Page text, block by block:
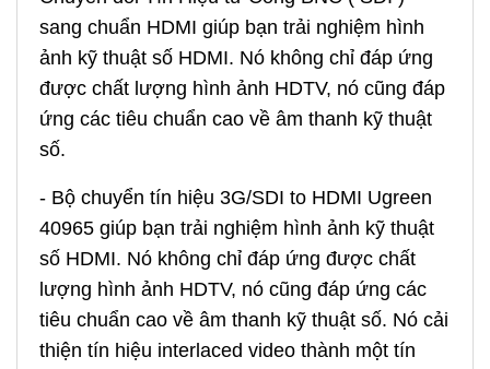
sang chuẩn HDMI giúp bạn trải nghiệm hình
ảnh kỹ thuật số HDMI. Nó không chỉ đáp ứng
được chất lượng hình ảnh HDTV, nó cũng đáp
ứng các tiêu chuẩn cao về âm thanh kỹ thuật
số.
- Bộ chuyển tín hiệu 3G/SDI to HDMI Ugreen
40965 giúp bạn trải nghiệm hình ảnh kỹ thuật
số HDMI. Nó không chỉ đáp ứng được chất
lượng hình ảnh HDTV, nó cũng đáp ứng các
tiêu chuẩn cao về âm thanh kỹ thuật số. Nó cải
thiện tín hiệu interlaced video thành một tín